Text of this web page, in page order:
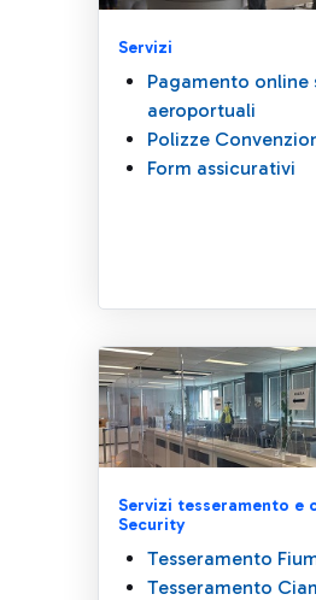
Servizi
Pagamento online
aeroportuali
Polizze
Form assicurativi
Servizi tesseramento e
Security
Tesseramento
Tesseramento